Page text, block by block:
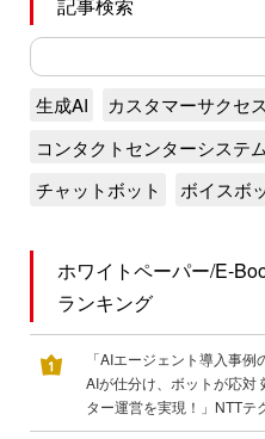
生成AI
カスタマーサクセス
コンタクトセンターシステム
チャットボット
ボイスボ
ホワイトペーパー/E-
ランキング
「AIエージェント導入事
AIが仕分け、ボットが応対
ター運営を実現！」NTTテ